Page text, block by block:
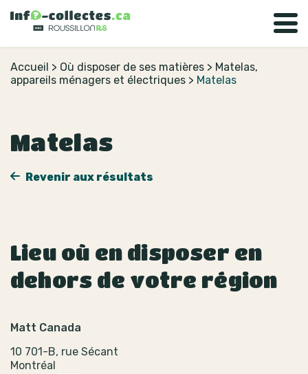
Accueil > Où disposer de ses matières > Matelas,
appareils ménagers et électriques > Matelas
Matelas
Revenir aux résultats
Lieu où en disposer en
dehors de votre région
Matt Canada
10 701-B, rue Sécant
Montréal